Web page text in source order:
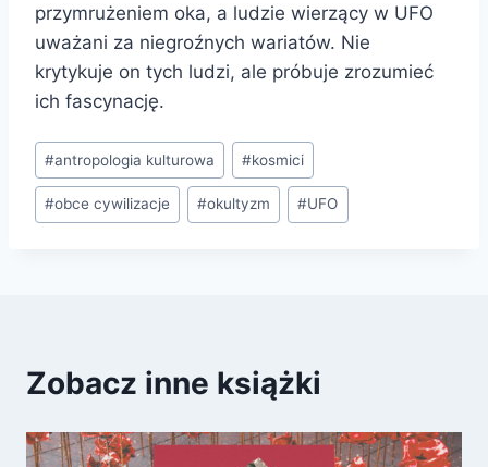
przymrużeniem oka, a ludzie wierzący w UFO
uważani za niegroźnych wariatów. Nie
krytykuje on tych ludzi, ale próbuje zrozumieć
ich fascynację.
Tagi
wpisu:
#antropologia kulturowa #kosmici
#obce cywilizacje #okultyzm #UFO
Zobacz inne książki